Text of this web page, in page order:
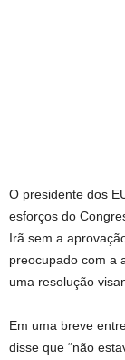
O presidente dos
esforços do
Irã sem a
preocupado com a
uma resolução
Em uma breve
disse que “não